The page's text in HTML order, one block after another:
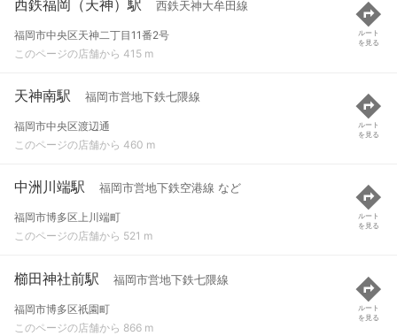
西鉄福岡（天神）駅 西鉄天神大牟田線
福岡市中央区天神二丁目11番2号
このページの店舗から 415 m
ルート
を見る
天神南駅 福岡市営地下鉄七隈線
福岡市中央区渡辺通
このページの店舗から 460 m
ルート
を見る
中洲川端駅 福岡市営地下鉄空港線 など
福岡市博多区上川端町
このページの店舗から 521 m
ルート
を見る
櫛田神社前駅 福岡市営地下鉄七隈線
福岡市博多区祇園町
このページの店舗から 866 m
ルート
を見る